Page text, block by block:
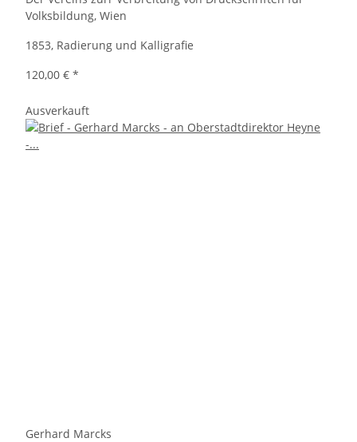
Volksbildung, Wien
1853, Radierung und Kalligrafie
120,00 € *
Ausverkauft
Gerhard Marcks